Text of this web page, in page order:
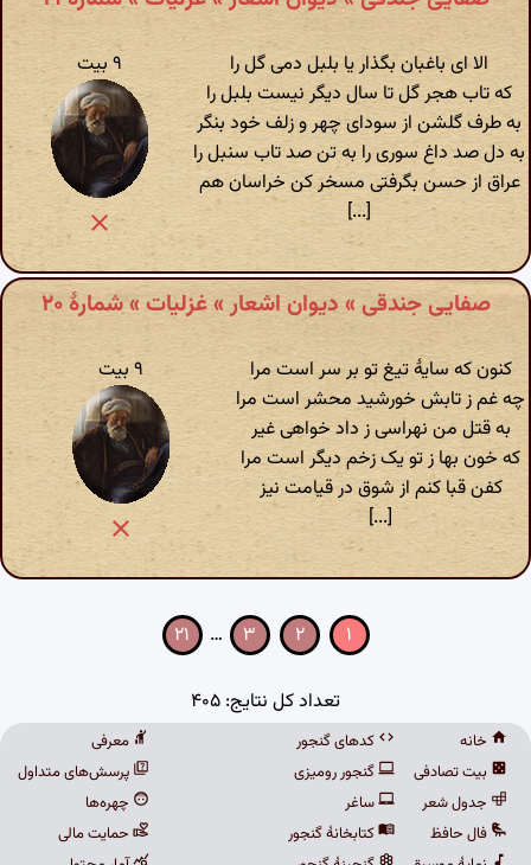
الا ای باغبان بگذار یا بلبل دمی گل را
که تاب هجر گل تا سال دیگر نیست بلبل را
به طرف گلشن از سودای چهر و زلف خود بنگر
به دل صد داغ سوری را به تن صد تاب سنبل را
عراق از حسن بگرفتی مسخر کن خراسان هم
[...]
۹ بیت
صفایی جندقی » دیوان اشعار » غزلیات » شمارهٔ ۲۰
کنون که سایهٔ تیغ تو بر سر است مرا
چه غم ز تابش خورشید محشر است مرا
به قتل من نهراسی ز داد خواهی غیر
که خون بها ز تو یک زخم دیگر است مرا
کفن قبا کنم از شوق در قیامت نیز
[...]
۹ بیت
۱ ۲ ۳ … ۲۱
تعداد کل نتایج: ۴۰۵
خانه
بیت تصادفی
جدول شعر
فال حافظ
کدهای گنجور
گنجور رومیزی
ساغر
کتابخانهٔ گنجور
معرفی
پرسش‌های متداول
چهره‌ها
حمایت مالی